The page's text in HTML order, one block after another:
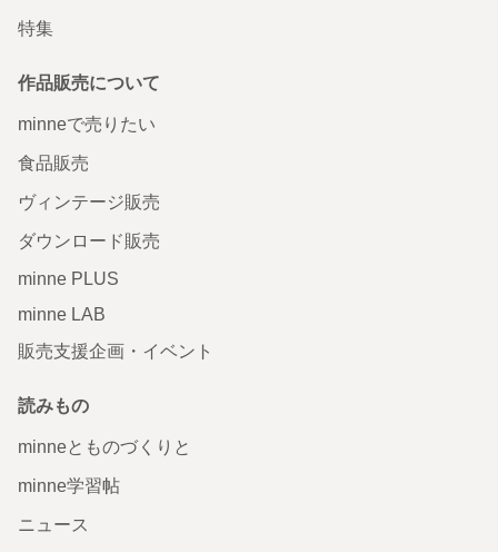
特集
作品販売について
minneで売りたい
食品販売
ヴィンテージ販売
ダウンロード販売
minne PLUS
minne LAB
販売支援企画・イベント
読みもの
minneとものづくりと
minne学習帖
ニュース